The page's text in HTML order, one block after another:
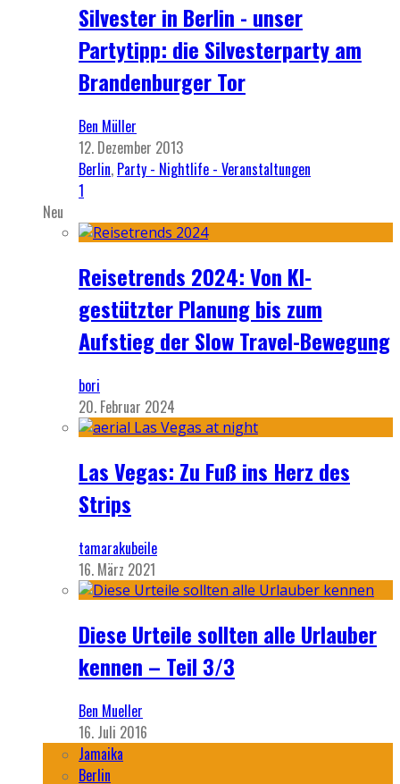
Silvester in Berlin - unser
Partytipp: die Silvesterparty am
Brandenburger Tor
Ben Müller
12. Dezember 2013
Berlin, Party - Nightlife - Veranstaltungen
1
Neu
Reisetrends 2024: Von KI-
gestützter Planung bis zum
Aufstieg der Slow Travel-Bewegung
bori
20. Februar 2024
Las Vegas: Zu Fuß ins Herz des
Strips
tamarakubeile
16. März 2021
Diese Urteile sollten alle Urlauber
kennen – Teil 3/3
Ben Mueller
16. Juli 2016
Jamaika
Berlin